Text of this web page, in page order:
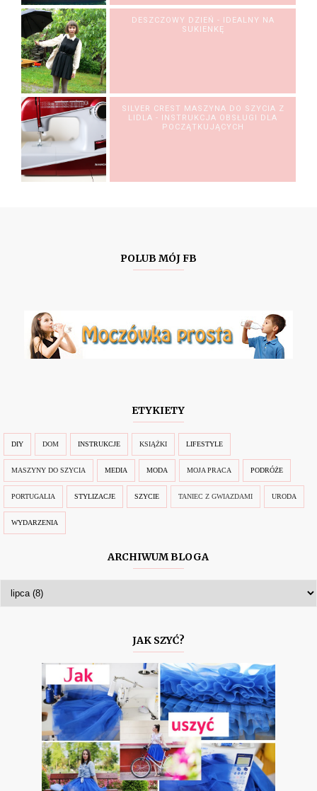
DESZCZOWY DZIEŃ - IDEALNY NA
SUKIENKĘ
SILVER CREST MASZYNA DO SZYCIA Z
LIDLA - INSTRUKCJA OBSŁUGI DLA
POCZĄTKUJĄCYCH
POLUB MÓJ FB
ETYKIETY
DIY DOM INSTRUKCJE KSIĄŻKI LIFESTYLE
MASZYNY DO SZYCIA MEDIA MODA MOJA PRACA PODRÓŻE
PORTUGALIA STYLIZACJE SZYCIE TANIEC Z GWIAZDAMI URODA
WYDARZENIA
ARCHIWUM BLOGA
JAK SZYĆ?